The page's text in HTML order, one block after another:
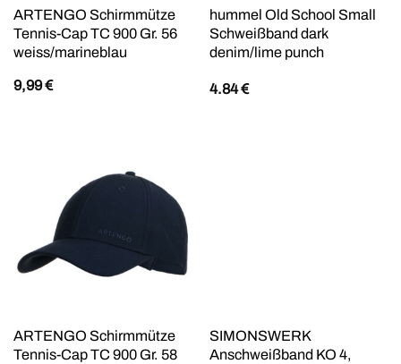
ARTENGO Schirmmütze
Tennis-Cap TC 900 Gr. 56
weiss/marineblau
9,99€
hummel Old School Small
Schweißband dark
denim/lime punch
4.84€
ARTENGO Schirmmütze
Tennis-Cap TC 900 Gr. 58
SIMONSWERK
Anschweißband KO 4,